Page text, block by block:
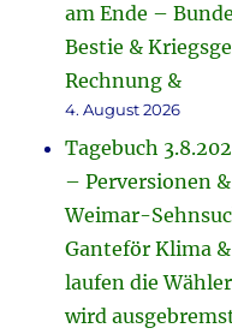
am Ende –
Bestie &
Rechnung &
4. August 2026
Tagebuch
– Perversionen
Weimar-
Ganteför Klima
laufen die
wird